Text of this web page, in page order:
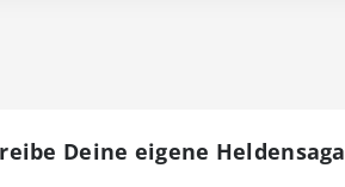
Deine eigene Heldensaga